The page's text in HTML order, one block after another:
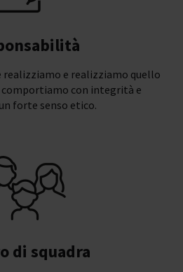
realizziamo e realizziamo quello
comportiamo con integrità e
forte senso etico.
di squadra